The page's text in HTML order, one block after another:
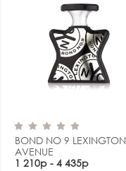
BOND NO 9 LEXINGTON
AVENUE
1 210р - 4 435р